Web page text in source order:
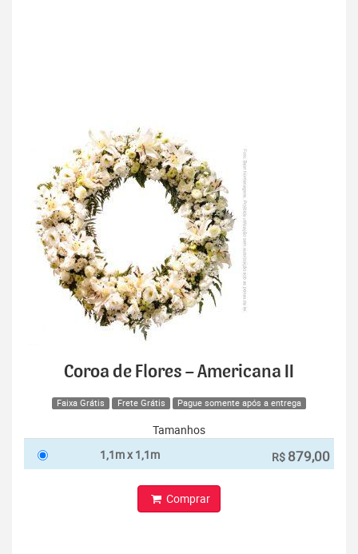
Coroa de Flores – Americana II
Faixa Grátis Frete Grátis Pague somente após a entrega
Tamanhos
1,1m x 1,1m
R$ 879,00
Comprar